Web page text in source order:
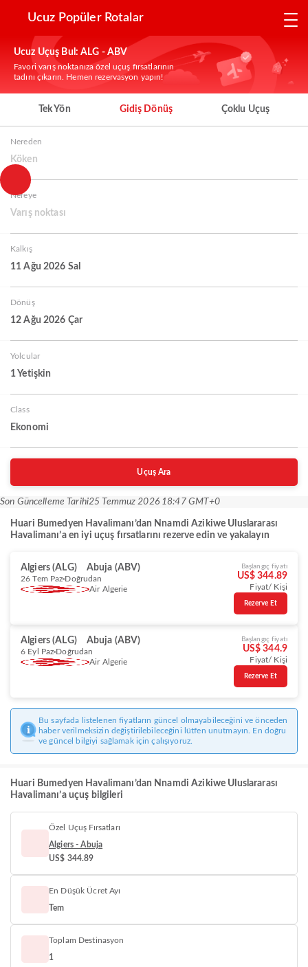
Ucuz Popüler Rotalar
Ucuz Uçuş Bul: ALG - ABV
Favori varış noktanıza özel uçuş fırsatlarının
tadını çıkarın. Hemen rezervasyon yapın!
Tek Yön Gidiş Dönüş Çoklu Uçuş
Nereden
Köken
Nereye
Varış noktası
Kalkış
11 Ağu 2026 Sal
Dönüş
12 Ağu 2026 Çar
Yolcular
1 Yetişkin
Class
Ekonomi
Uçuş Ara
Son Güncelleme Tarihi25 Temmuz 2026 18:47 GMT+0
Huari Bumedyen Havalimanı’dan Nnamdi Azikiwe Uluslararası
Havalimanı’a en iyi uçuş fırsatlarını rezerve edin ve yakalayın
Algiers (ALG) Abuja (ABV)
26 Tem Paz Doğrudan
Air Algerie
Başlangıç fiyatı
US$ 344.89
Fiyat/ Kişi
Rezerve Et
Algiers (ALG) Abuja (ABV)
6 Eyl Paz Doğrudan
Air Algerie
Başlangıç fiyatı
US$ 344.9
Fiyat/ Kişi
Rezerve Et
Bu sayfada listelenen fiyatların güncel olmayabileceğini ve önceden
haber verilmeksizin değiştirilebileceğini lütfen unutmayın. En doğru
ve güncel bilgiyi sağlamak için çalışıyoruz.
Huari Bumedyen Havalimanı’dan Nnamdi Azikiwe Uluslararası
Havalimanı’a uçuş bilgileri
Özel Uçuş Fırsatları
Algiers - Abuja
US$ 344.89
En Düşük Ücret Ayı
Tem
Toplam Destinasyon
1